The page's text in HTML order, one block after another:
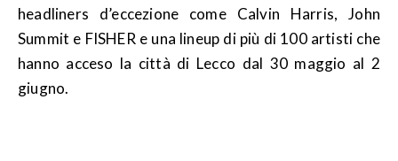
headliners d’eccezione come Calvin Harris, John
Summit e FISHER e una lineup di più di 100 artisti che
hanno acceso la città di Lecco dal 30 maggio al 2
giugno.